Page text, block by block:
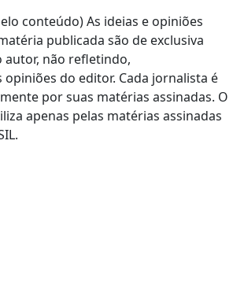
conteúdo) As ideias e opiniões
publicada são de exclusiva
autor, não refletindo,
opiniões do editor. Cada jornalista é
por suas matérias assinadas. O
apenas pelas matérias assinadas